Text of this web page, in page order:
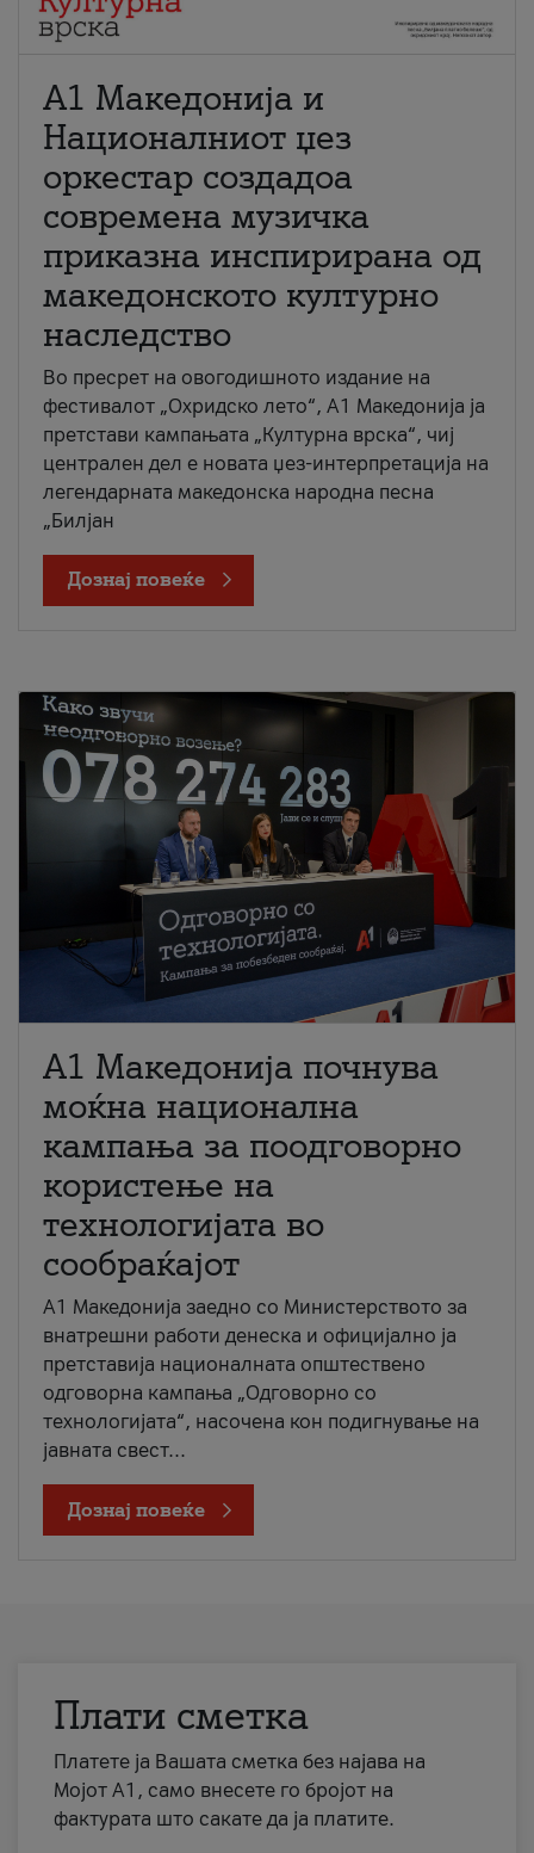
А1 Македонија и
Националниот џез
оркестар создадоа
современа музичка
приказна инспирирана од
македонското културно
наследство
Во пресрет на овогодишното издание на
фестивалот „Охридско лето“, А1 Македонија ја
претстави кампањата „Културна врска“, чиј
централен дел е новата џез-интерпретација на
легендарната македонска народна песна
„Билјан
Дознај повеќе
A1 Македонија почнува
моќна национална
кампања за поодговорно
користење на
технологијата во
сообраќајот
A1 Македонија заедно со Министерството за
внатрешни работи денеска и официјално ја
претставија националната општествено
одговорна кампања „Одговорно со
технологијата“, насочена кон подигнување на
јавната свест...
Дознај повеќе
Плати сметка
Платете ја Вашата сметка без најава на
Мојот А1, само внесете го бројот на
фактурата што сакате да ја платите.